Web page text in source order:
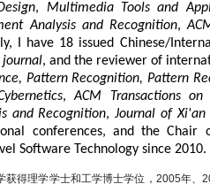
、方明胜等的FB-OCC在
合作），所得奖金2万美
MQ6Q08K8P9、MQ6QIFH231
课程获评南京大学人工智能学院
表的国际期刊论文SCI影响因子
, Multimedia Tools and
Analysis and Recognition,
I have 18 issued Chinese/
journal, and the reviewer of
Pattern Recognition, Pattern
,ACM Transactions on
and Recognition,Journal of Xi'an
conferences, and the Chair
Software Technology since 2010.
获得理学学士和工学博士学位，2005年、